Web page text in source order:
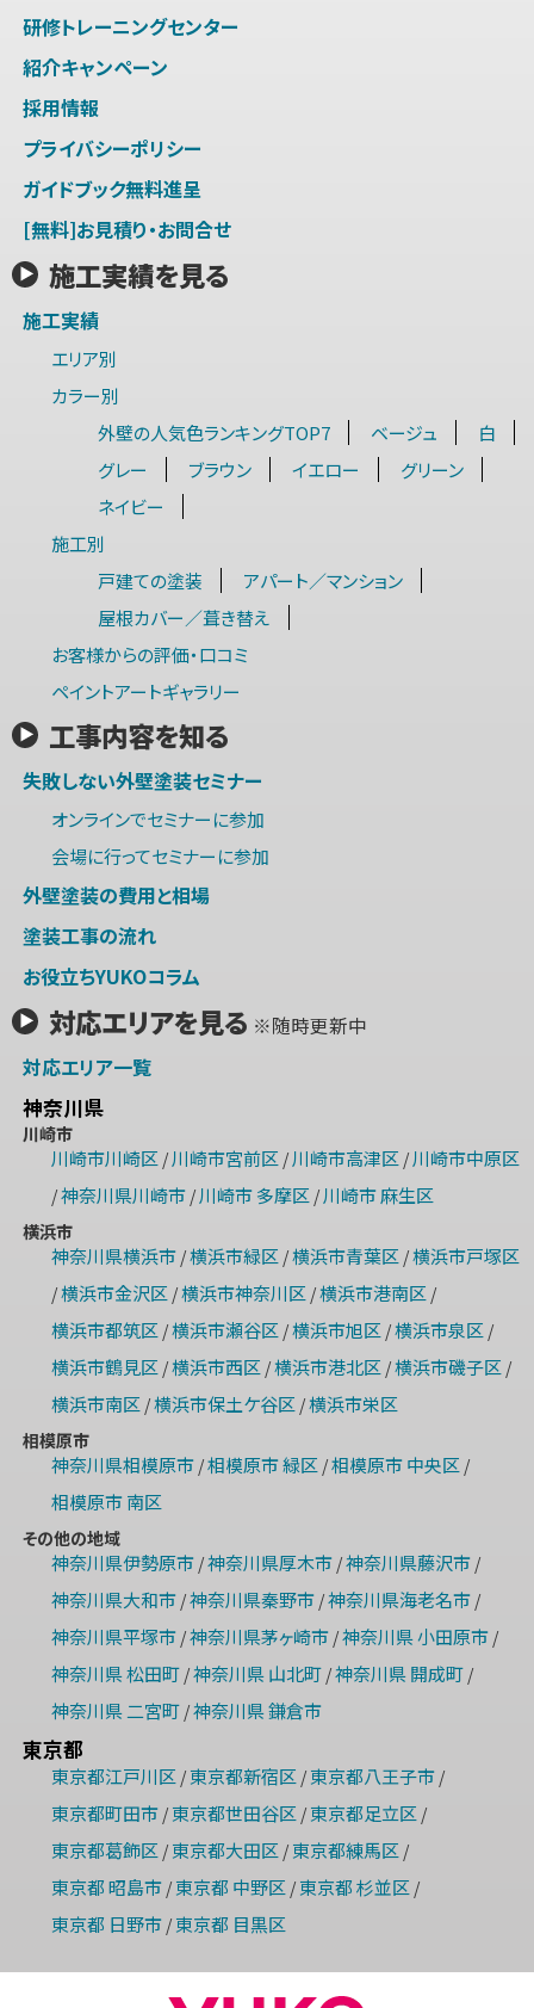
研修トレーニングセンター
紹介キャンペーン
採用情報
プライバシーポリシー
ガイドブック無料進呈
[無料]お見積り・お問合せ
施工実績を見る
施工実績
エリア別
カラー別
外壁の人気色ランキングTOP7
ベージュ
白
グレー
ブラウン イエロー
グリーン
ネイビー
施工別
戸建ての塗装
アパート／マンション
屋根カバー／葺き替え
お客様からの評価・口コミ
ペイントアートギャラリー
工事内容を知る
失敗しない外壁塗装セミナー
オンラインでセミナーに参加
会場に行ってセミナーに参加
外壁塗装の費用と相場
塗装工事の流れ
お役立ちYUKOコラム
対応エリアを見る ※随時更新中
対応エリア一覧
神奈川県
川崎市
川崎市川崎区 / 川崎市宮前区 / 川崎市高津区 / 川崎市中原区
/神奈川県川崎市/ 川崎市 多摩区 / 川崎市 麻生区
横浜市
神奈川県横浜市/横浜市緑区 /横浜市青葉区 /横浜市戸塚区
/横浜市金沢区 /横浜市神奈川区 /横浜市港南区 /
横浜市都筑区 /横浜市瀬谷区 /横浜市旭区 /横浜市泉区 /
横浜市鶴見区 /横浜市西区 /横浜市港北区 /横浜市磯子区 /
横浜市南区 /横浜市保土ケ谷区 /横浜市栄区
相模原市
神奈川県相模原市/相模原市 緑区 /相模原市 中央区 /
相模原市 南区
その他の地域
神奈川県伊勢原市/神奈川県厚木市/神奈川県藤沢市/
神奈川県大和市/神奈川県秦野市/神奈川県海老名市/
神奈川県平塚市/神奈川県茅ヶ崎市/神奈川県 小田原市/
神奈川県 松田町/神奈川県 山北町/神奈川県 開成町/
神奈川県 二宮町/神奈川県 鎌倉市
東京都
東京都江戸川区 / 東京都新宿区 / 東京都八王子市/
東京都町田市/ 東京都世田谷区 / 東京都足立区 /
東京都葛飾区 / 東京都大田区 / 東京都練馬区 /
東京都 昭島市/ 東京都 中野区 / 東京都 杉並区 /
東京都 日野市/ 東京都 目黒区